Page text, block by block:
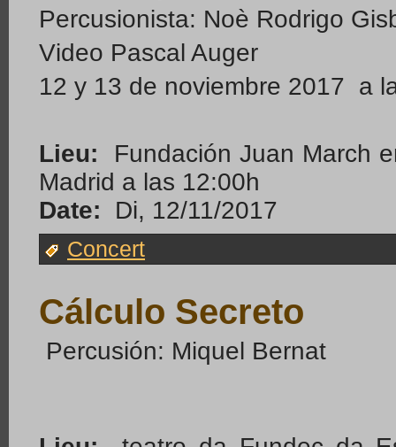
Percusionista: Noè Rodrigo
Video Pascal Auger
12 y 13 de noviembre 2017 a
Lieu:
Fundación Juan March
Madrid a las 12:00h
Date:
Di, 12/11/2017
Concert
Cálculo Secreto
Percusión: Miquel Bernat